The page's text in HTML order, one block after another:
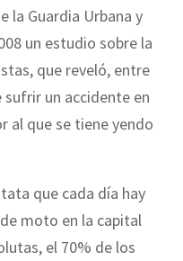
la Guardia Urbana y
un estudio sobre la
que reveló, entre
un accidente en
al que se tiene yendo
que cada día hay
moto en la capital
el 70% de los